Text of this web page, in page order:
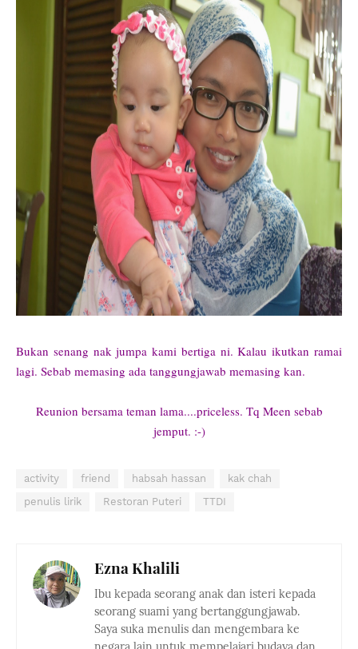
Bukan senang nak jumpa kami bertiga ni. Kalau ikutkan ramai
lagi. Sebab memasing ada tanggungjawab memasing kan.
Reunion bersama teman lama....priceless. Tq Meen sebab
jemput. :-)
activity friend habsah hassan
kak chah
penulis lirik
Restoran Puteri TTDI
Ezna Khalili
Ibu kepada seorang anak dan isteri kepada
seorang suami yang bertanggungjawab.
Saya suka menulis dan mengembara ke